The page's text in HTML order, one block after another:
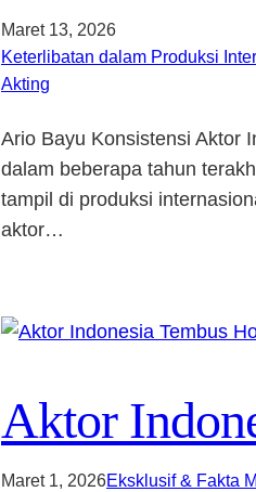
Maret 13, 2026
Keterlibatan dalam Produksi
Akting
Ario Bayu Konsistensi Aktor
dalam beberapa tahun
tampil di produksi
aktor…
Aktor
Maret 1, 2026Eksklusif & Fakta